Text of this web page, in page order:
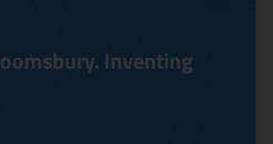
Inventing